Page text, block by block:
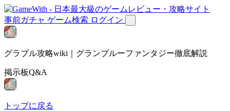
事前ガチャ ゲーム検索 ログイン
グラブル攻略wiki｜グランブルーファンタジー徹底解説
掲示板Q&A
トップに戻る